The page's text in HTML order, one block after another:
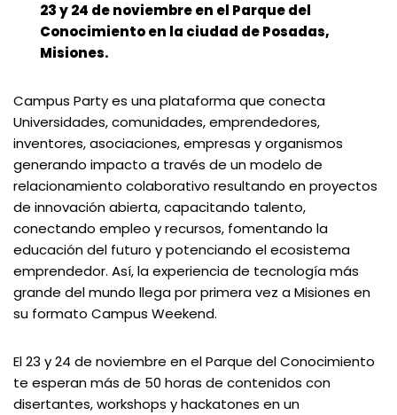
23 y 24 de noviembre en el Parque del
Conocimiento en la ciudad de Posadas,
Misiones.
Campus Party es una plataforma que conecta
Universidades, comunidades, emprendedores,
inventores, asociaciones, empresas y organismos
generando impacto a través de un modelo de
relacionamiento colaborativo resultando en proyectos
de innovación abierta, capacitando talento,
conectando empleo y recursos, fomentando la
educación del futuro y potenciando el ecosistema
emprendedor. Así, la experiencia de tecnología más
grande del mundo llega por primera vez a Misiones en
su formato Campus Weekend.
El 23 y 24 de noviembre en el Parque del Conocimiento
te esperan más de 50 horas de contenidos con
disertantes, workshops y hackatones en un